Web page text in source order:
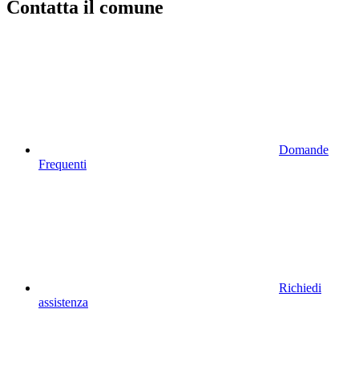
Contatta il comune
Domande
Frequenti
Richiedi
assistenza